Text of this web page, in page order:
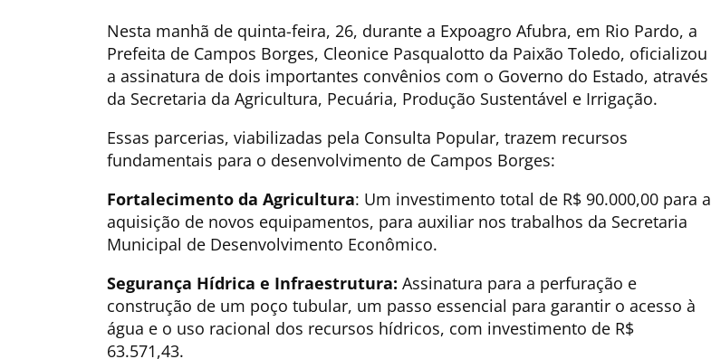
Nesta manhã de quinta-feira, 26, durante a Expoagro Afubra, em Rio Pardo, a
Prefeita de Campos Borges, Cleonice Pasqualotto da Paixão Toledo, oficializou
a assinatura de dois importantes convênios com o Governo do Estado, através
da Secretaria da Agricultura, Pecuária, Produção Sustentável e Irrigação.
​Essas parcerias, viabilizadas pela Consulta Popular, trazem recursos
fundamentais para o desenvolvimento de Campos Borges:
Fortalecimento da Agricultura: Um investimento total de R$ 90.000,00 para a
aquisição de novos equipamentos, para auxiliar nos trabalhos da Secretaria
Municipal de Desenvolvimento Econômico.
​Segurança Hídrica e Infraestrutura: Assinatura para a perfuração e
construção de um poço tubular, um passo essencial para garantir o acesso à
água e o uso racional dos recursos hídricos, com investimento de R$
63.571,43.